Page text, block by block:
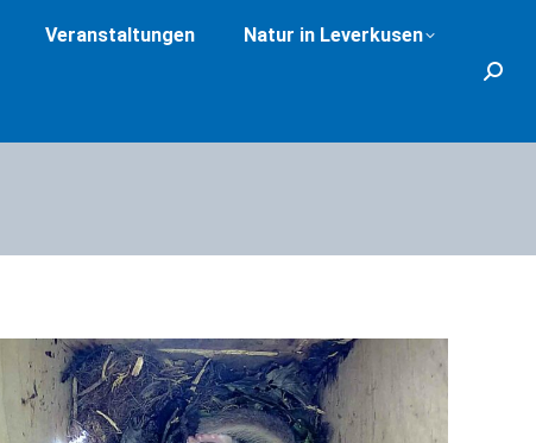
Veranstaltungen Natur in Leverkusen